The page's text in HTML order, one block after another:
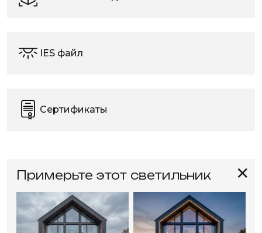
IES файл
Сертификаты
✕
Примерьте этот светильник